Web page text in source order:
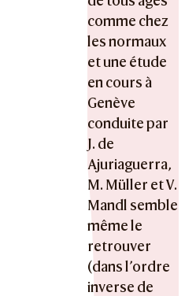
comme chez
les normaux
et une étude
en cours à
Genève
conduite par
J. de
Ajuriaguerra,
M. Müller et V.
Mandl semble
même le
retrouver
(dans l’ordre
inverse de